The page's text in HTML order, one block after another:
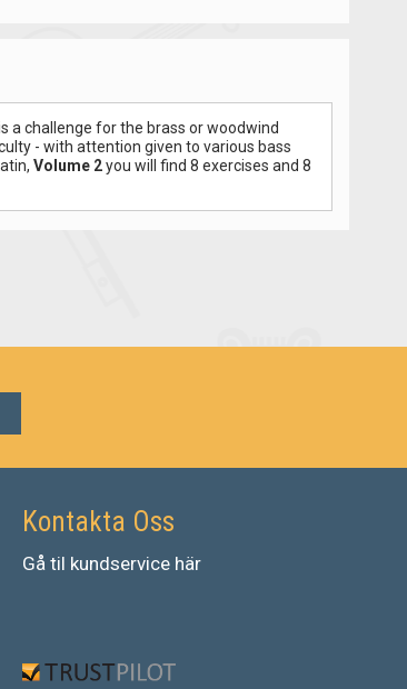
a challenge for the brass or woodwind
- with attention given to various bass
Volume 2you will find 8 exercises and 8
Kontakta Oss
Gå til kundservice här